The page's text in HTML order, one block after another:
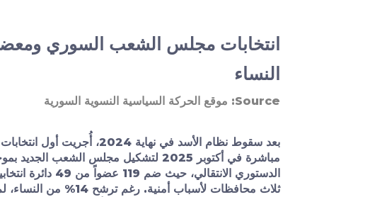
انتخابات مجلس الشعب السوري
النساء
Source: موقع الحركة السياسية النسوية السورية
بعد سقوط نظام الأسد في نهاية 2024، أُجريت
مباشرة في أكتوبر 2025 لتشكيل مجلس الشعب
الدستوري الانتقالي، حيث ضم